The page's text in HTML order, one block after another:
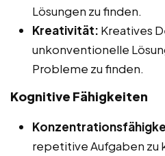
Lösungen zu finden.
Kreativität: Kreatives
unkonventionelle
Probleme zu finden.
Kognitive Fähigkeiten
repetitive Aufgaben zu